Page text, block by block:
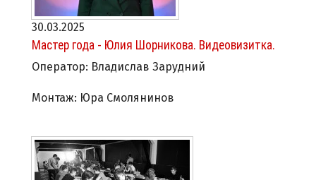
30.03.2025
Мастер года - Юлия Шорникова. Видеовизитка.
Оператор: Владислав Зарудний
Монтаж: Юра Смолянинов